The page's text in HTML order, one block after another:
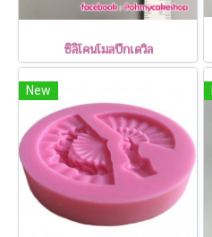
ซิลิโคนโมลปีกเดวิล
New